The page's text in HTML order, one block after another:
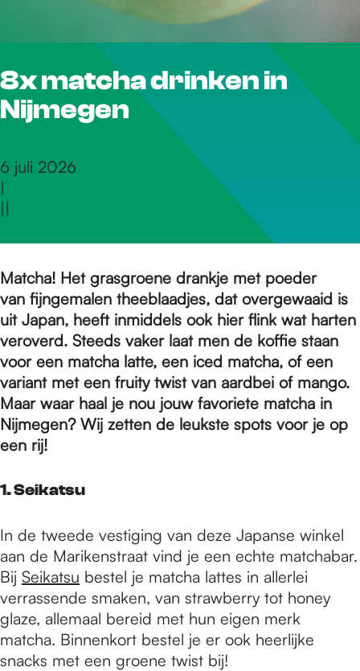
r
d
e
o
m
e
p
g
e
8x matcha drinken in
Nijmegen
6 juli 2026
|
||
Matcha! Het grasgroene drankje met poeder
van fijngemalen theeblaadjes, dat overgewaaid is
uit Japan, heeft inmiddels ook hier flink wat harten
veroverd. Steeds vaker laat men de koffie staan
voor een matcha latte, een iced matcha, of een
variant met een fruity twist van aardbei of mango.
Maar waar haal je nou jouw favoriete matcha in
Nijmegen? Wij zetten de leukste spots voor je op
een rij!
1. Seikatsu
In de tweede vestiging van deze Japanse winkel
aan de Marikenstraat vind je een echte matchabar.
Bij Seikatsu bestel je matcha lattes in allerlei
verrassende smaken, van strawberry tot honey
glaze, allemaal bereid met hun eigen merk
matcha. Binnenkort bestel je er ook heerlijke
snacks met een groene twist bij!